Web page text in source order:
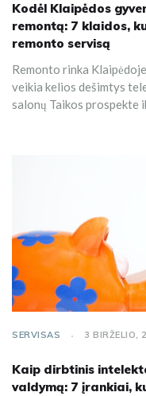
Kodėl Klaipėdos
remontą: 7 klaidos,
remonto servisą
Remonto rinka
veikia kelios dešimtys
salonų Taikos prospekte
SERVISAS 3 BIRŽELIO,
Kaip dirbtinis
valdymą: 7 įrankiai,